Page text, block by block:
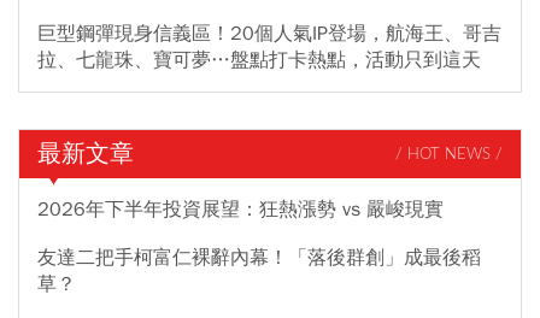
巨型鋼彈現身信義區！20個人氣IP登場，航海王、哥吉
拉、七龍珠、寶可夢…盤點打卡熱點，活動只到這天
最新文章 / HOT NEWS /
2026年下半年投資展望：狂熱漲勢 vs 嚴峻現實
友達二把手柯富仁裸辭內幕！「落後群創」成最後稻
草？